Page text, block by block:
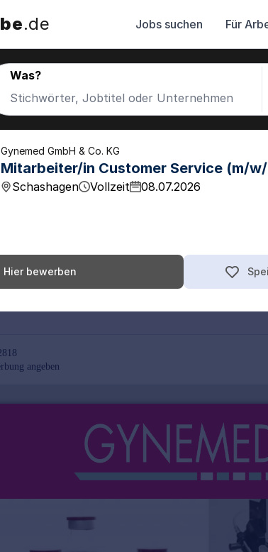
.de Jobs suchen Für
Was?
Gynemed GmbH & Co. KG
Mitarbeiter/in Customer Service (m/
Schashagen Vollzeit 08.07.2026
Hier bewerben